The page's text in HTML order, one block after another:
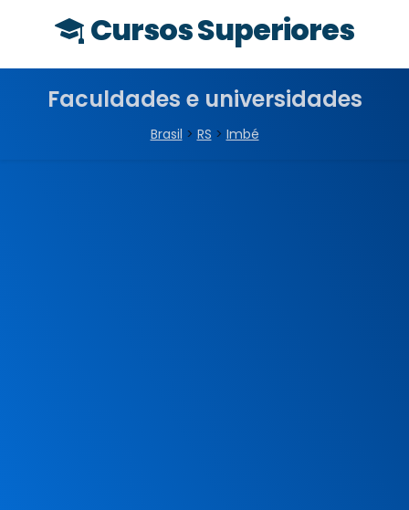
Cursos Superiores
Faculdades e universidades
Brasil > RS > Imbé